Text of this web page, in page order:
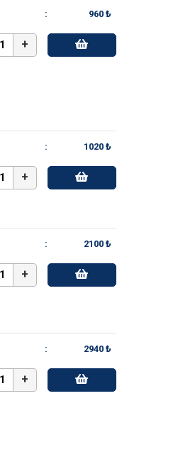
: 960 ₺
+
: 1020 ₺
+
: 2100 ₺
+
: 2940 ₺
+